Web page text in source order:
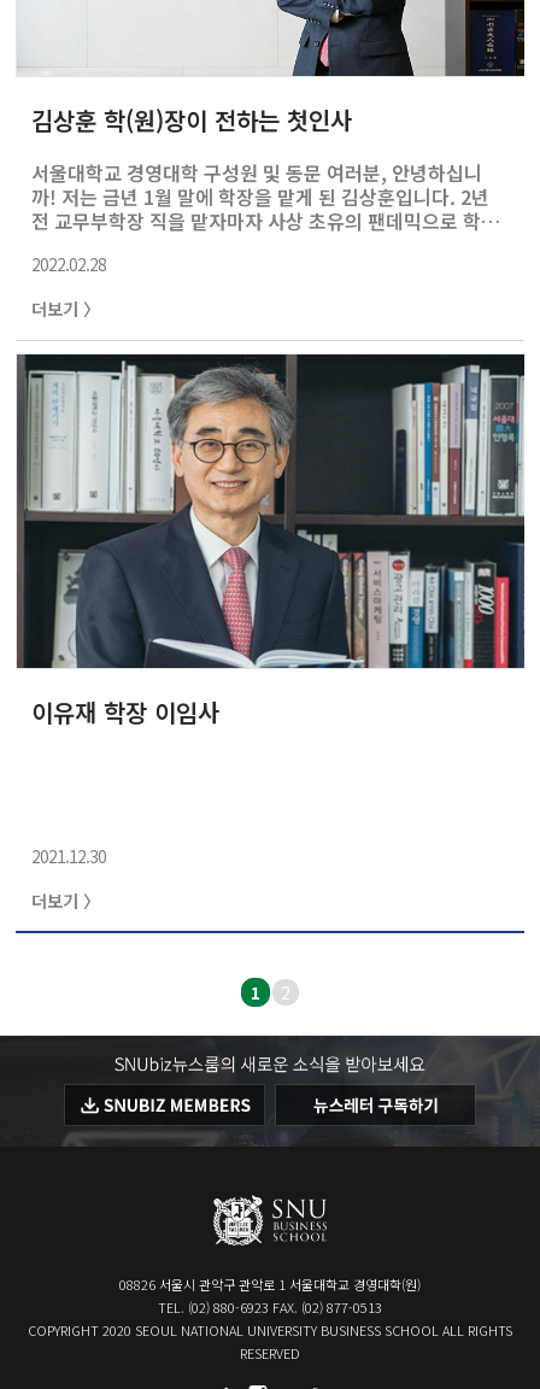
김상훈 학(원)장이 전하는 첫인사
서울대학교 경영대학 구성원 및 동문 여러분, 안녕하십니
까! 저는 금년 1월 말에 학장을 맡게 된 김상훈입니다. 2년
전 교무부학장 직을 맡자마자 사상 초유의 팬데믹으로 학교
문제가 아직 완전히 해결되지는 않았지만 이제는 모두가
는 것 같습니다. 경영대학 뉴스룸은 지난 2년 동안 진정성을
가지고 동문 여러분과 열심히 소통해 오신 이유재 전임 학
장님의 뜻을 계속해서 이어가고자 합니다. SNUbiz 뉴스레
터를 통해 모교의 크고 작은 소식을 전하고, 교수 인터뷰와
칼럼, 동문 동정과 칼럼을 꾸준히 올릴 것입니다. 요즘 같은
변혁의 시기에 여러분이 어떻게 지내시는지 정말 궁금합니
다. 여러분이 알게 되신 ..
2022.02.28
더보기 〉
이유재 학장 이임사
2021.12.30
더보기 〉
1 2
08826 서울시 관악구 관악로 1 서울대학교 경영대학(원)
TEL. (02) 880-6923 FAX. (02) 877-0513
COPYRIGHT 2020 SEOUL NATIONAL UNIVERSITY BUSINESS SCHOOL ALL RIGHTS
RESERVED